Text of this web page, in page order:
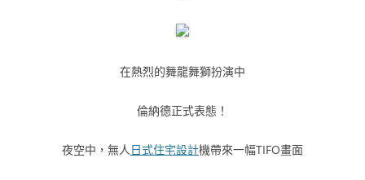
在熱烈的舞龍舞獅扮演中
倫納德正式表態！
夜空中，無人日式住宅設計機帶來一幅TIFO畫面